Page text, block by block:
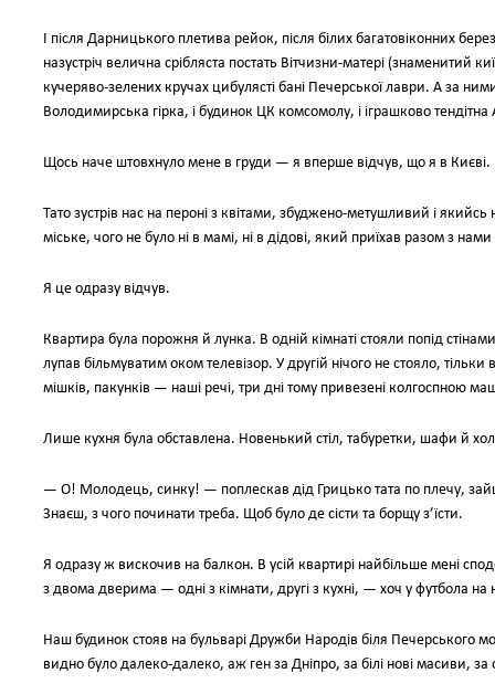
І після Дарницького плетива рейок, після білих багатовіконних
назустріч велична срібляста постать Вітчизни-матері (знаменитий
кучеряво-зелених кручах цибулясті бані Печерської лаври. А за
Володимирська гірка, і будинок ЦК комсомолу, і іграшково
Щось наче штовхнуло мене в груди — я вперше відчув, що я в Києві.
Тато зустрів нас на пероні з квітами, збуджено-метушливий і
міське, чого не було ні в мамі, ні в дідові, який приїхав разом з
Я це одразу відчув.
Квартира була порожня й лунка. В одній кімнаті стояли попід
лупав більмуватим оком телевізор. У другій нічого не стояло,
мішків, пакунків — наші речі, три дні тому привезені колгоспною
Лише кухня була обставлена. Новенький стіл, табуретки, шафи й
— О! Молодець, синку! — поплескав дід Грицько тата по плечу,
Знаєш, з чого починати треба. Щоб було де сісти та борщу з’їсти.
Я одразу ж вискочив на балкон. В усій квартирі найбільше мені
з двома дверима — одні з кімнати, другі з кухні, — хоч у футбола на
Наш будинок стояв на бульварі Дружби Народів біля Печерського
видно було далеко-далеко, аж ген за Дніпро, за білі нові масиви, за